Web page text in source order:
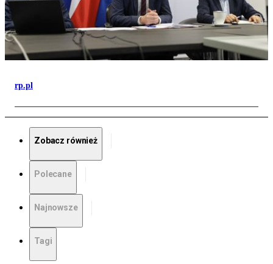
rp.pl
Zobacz również
Polecane
Najnowsze
Tagi